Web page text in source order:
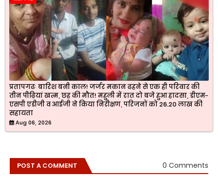
प्रतापगढः बारिश बनी काल! जर्जर मकान ढहने से एक ही परिवार की
तीन पीढ़ियां खत्म, छह की मौत! महुली में रात दो बजे हुआ हादसा, डीएम-
एसपी एडीजी व आईजी ने किया निरीक्षण, परिजनों को 26.20 लाख की
सहायता
Aug 06, 2026
POST A COMMENT 0 Comments